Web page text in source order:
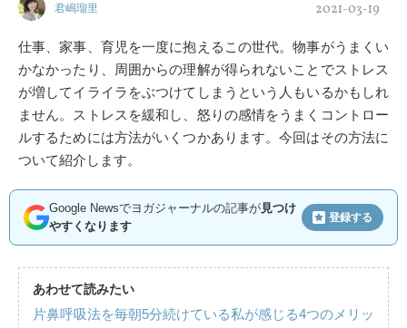
君嶋瑠里 2021-03-19
仕事、家事、育児を一度に抱えるこの世代。物事がうまくい
かなかったり、周囲からの理解が得られないことでストレス
が増してイライラをぶつけてしまうという人もいるかもしれ
ません。ストレスを緩和し、怒りの感情をうまくコントロー
ルするためには方法がいくつかあります。今回はその方法に
ついて紹介します。
Google Newsでヨガジャーナルの記事が見つけ
やすくなります
登録する
あわせて読みたい
片鼻呼吸法を毎朝5分続けている私が感じる4つのメリッ